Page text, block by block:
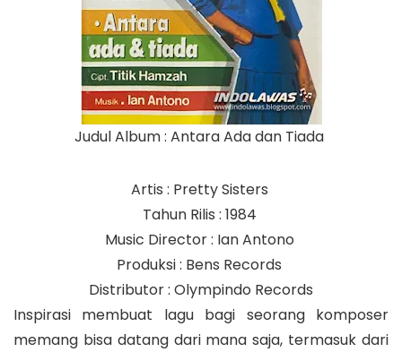
Judul Album : Antara Ada dan Tiada
Artis : Pretty Sisters
Tahun Rilis : 1984
Music Director : Ian Antono
Produksi : Bens Records
Distributor : Olympindo Records
Inspirasi membuat lagu bagi seorang komposer
memang bisa datang dari mana saja, termasuk dari